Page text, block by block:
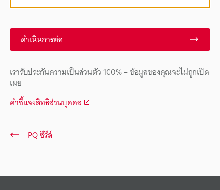
ดำเนินการต่อ
เรารับประกันความเป็นส่วนตัว 100% – ข้อมูลของคุณจะไม่ถูกเปิด
เผย
คำชี้แจงสิทธิส่วนบุคคล
PQ ซีรีส์